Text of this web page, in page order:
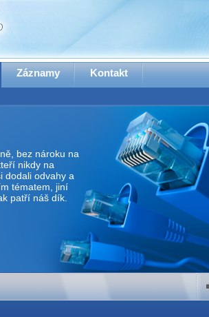
Záznamy Kontakt
bez nároku na
nikdy na
dodali odvahy a
tématem, jiní
patří náš dík.